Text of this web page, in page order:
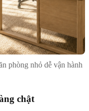
phòng nhỏ dễ vận hành
chật